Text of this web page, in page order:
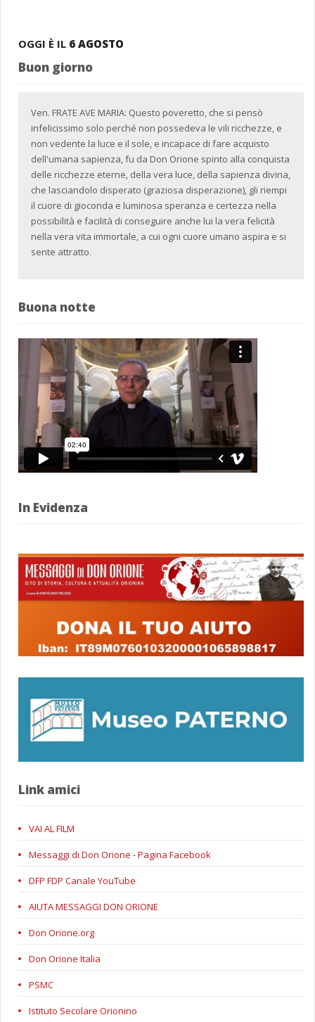
OGGI È IL 6 AGOSTO
Buon giorno
Ven. FRATE AVE MARIA: Questo poveretto, che si pensò
infelicissimo solo perché non possedeva le vili ricchezze, e
non vedente la luce e il sole, e incapace di fare acquisto
dell'umana sapienza, fu da Don Orione spinto alla conquista
delle ricchezze eterne, della vera luce, della sapienza divina,
che lasciandolo disperato (graziosa disperazione), gli riempi
il cuore di gioconda e luminosa speranza e certezza nella
possibilità e facilità di conseguire anche lui la vera felicità
nella vera vita immortale, a cui ogni cuore umano aspira e si
sente attratto.
Buona notte
In Evidenza
Link amici
VAI AL FILM
Messaggi di Don Orione - Pagina Facebook
DFP FDP Canale YouTube
AIUTA MESSAGGI DON ORIONE
Don Orione.org
Don Orione Italia
PSMC
Istituto Secolare Orionino